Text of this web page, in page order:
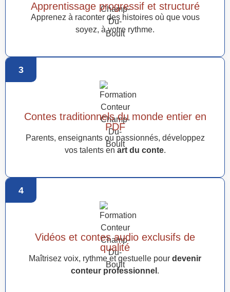
Apprentissage progressif et structuré
Apprenez à raconter des histoires où que vous
soyez, à votre rythme.
3
Contes traditionnels du monde entier en
PDF
Parents, enseignants ou passionnés, développez
vos talents en art du conte.
4
Vidéos et contes audio exclusifs de
qualité
Maîtrisez voix, rythme et gestuelle pour devenir
conteur professionnel .